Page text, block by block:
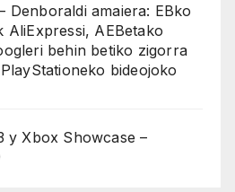
Denboraldi amaiera: EBko
AliExpressi, AEBetako
behin betiko zigorra
bideojoko
y Xbox Showcase –